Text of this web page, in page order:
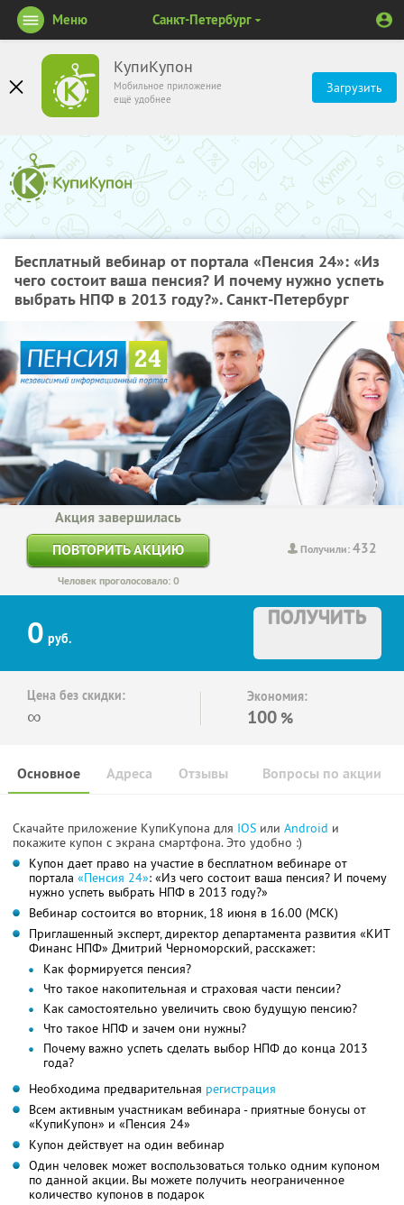
КупиКупон
Мобильное приложение
ещё удобнее
Загрузить
Меню Санкт-Петербург
Бесплатный вебинар от портала «Пенсия 24»: «Из
чего состоит ваша пенсия? И почему нужно успеть
выбрать НПФ в 2013 году?». Санкт-Петербург
Получили:432
Акция завершилась
ПОВТОРИТЬ АКЦИЮ
Человек проголосовало: 0
0 руб.
ПОЛУЧИТЬ
Цена без скидки:
∞
Экономия:
100 %
Основное Отзывы Вопросы по акции
Адреса
Скачайте приложение КупиКупона для IOS или Android и
покажите купон с экрана смартфона. Это удобно :)
Купон дает право на участие в бесплатном вебинаре от
портала «Пенсия 24»: «Из чего состоит ваша пенсия? И почему
нужно успеть выбрать НПФ в 2013 году?»
Вебинар состоится во вторник, 18 июня в 16.00 (МСК)
Приглашенный эксперт, директор департамента развития «КИТ
Финанс НПФ» Дмитрий Черноморский, расскажет:
Как формируется пенсия?
Что такое накопительная и страховая части пенсии?
Как самостоятельно увеличить свою будущую пенсию?
Что такое НПФ и зачем они нужны?
Почему важно успеть сделать выбор НПФ до конца 2013
года?
Необходима предварительная регистрация
Всем активным участникам вебинара - приятные бонусы от
«КупиКупон» и «Пенсия 24»
Купон действует на один вебинар
Один человек может воспользоваться только одним купоном
по данной акции. Вы можете получить неограниченное
количество купонов в подарок